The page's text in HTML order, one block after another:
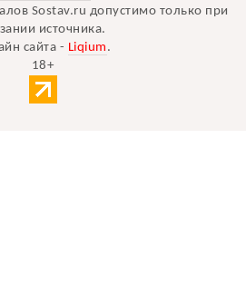
Sostav.ru допустимо только при
источника.
сайта - Liqium .
18+